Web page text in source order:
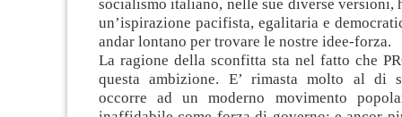
socialismo italiano, nelle sue diverse versioni,
un’ispirazione pacifista, egalitaria e
andar lontano per trovare le nostre idee-forza.
La ragione della sconfitta sta nel fatto che
questa ambizione. E’ rimasta molto al di
occorre ad un moderno movimento